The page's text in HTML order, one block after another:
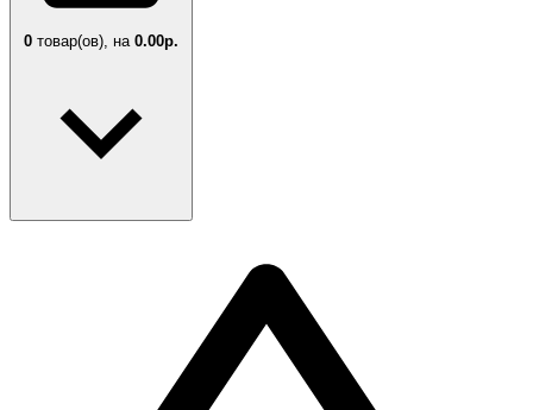
0 товар(ов), на 0.00р.